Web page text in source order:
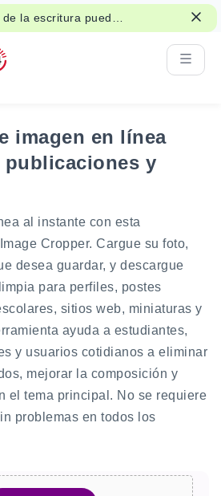
la escritura puede
memoria y el
imagen en línea
publicaciones y
al instante con esta
Cropper. Cargue su foto,
desea guardar, y descargue
para perfiles, postes
sitios web, miniaturas y
ayuda a estudiantes,
y usuarios cotidianos a eliminar
mejorar la composición y
el tema principal. No se requiere
problemas en todos los